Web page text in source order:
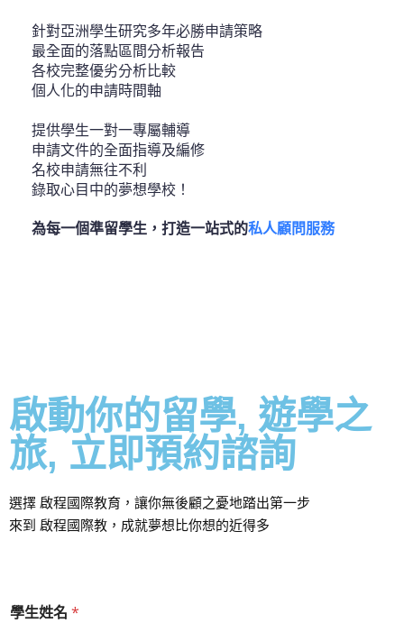
針對亞洲學生研究多年必勝申請策略
最全面的落點區間分析報告
各校完整優劣分析比較
個人化的申請時間軸
提供學生一對一專屬輔導
申請文件的全面指導及編修
名校申請無往不利
錄取心目中的夢想學校！​
為每一個準留學生，打造一站式的私人顧問服務
啟動你的留學, 遊學之
旅, 立即預約諮詢
選擇 啟程國際教育，讓你無後顧之憂地踏出第一步
來到 啟程國際教 ，成就夢想比你想的近得多
問
學生姓名 *